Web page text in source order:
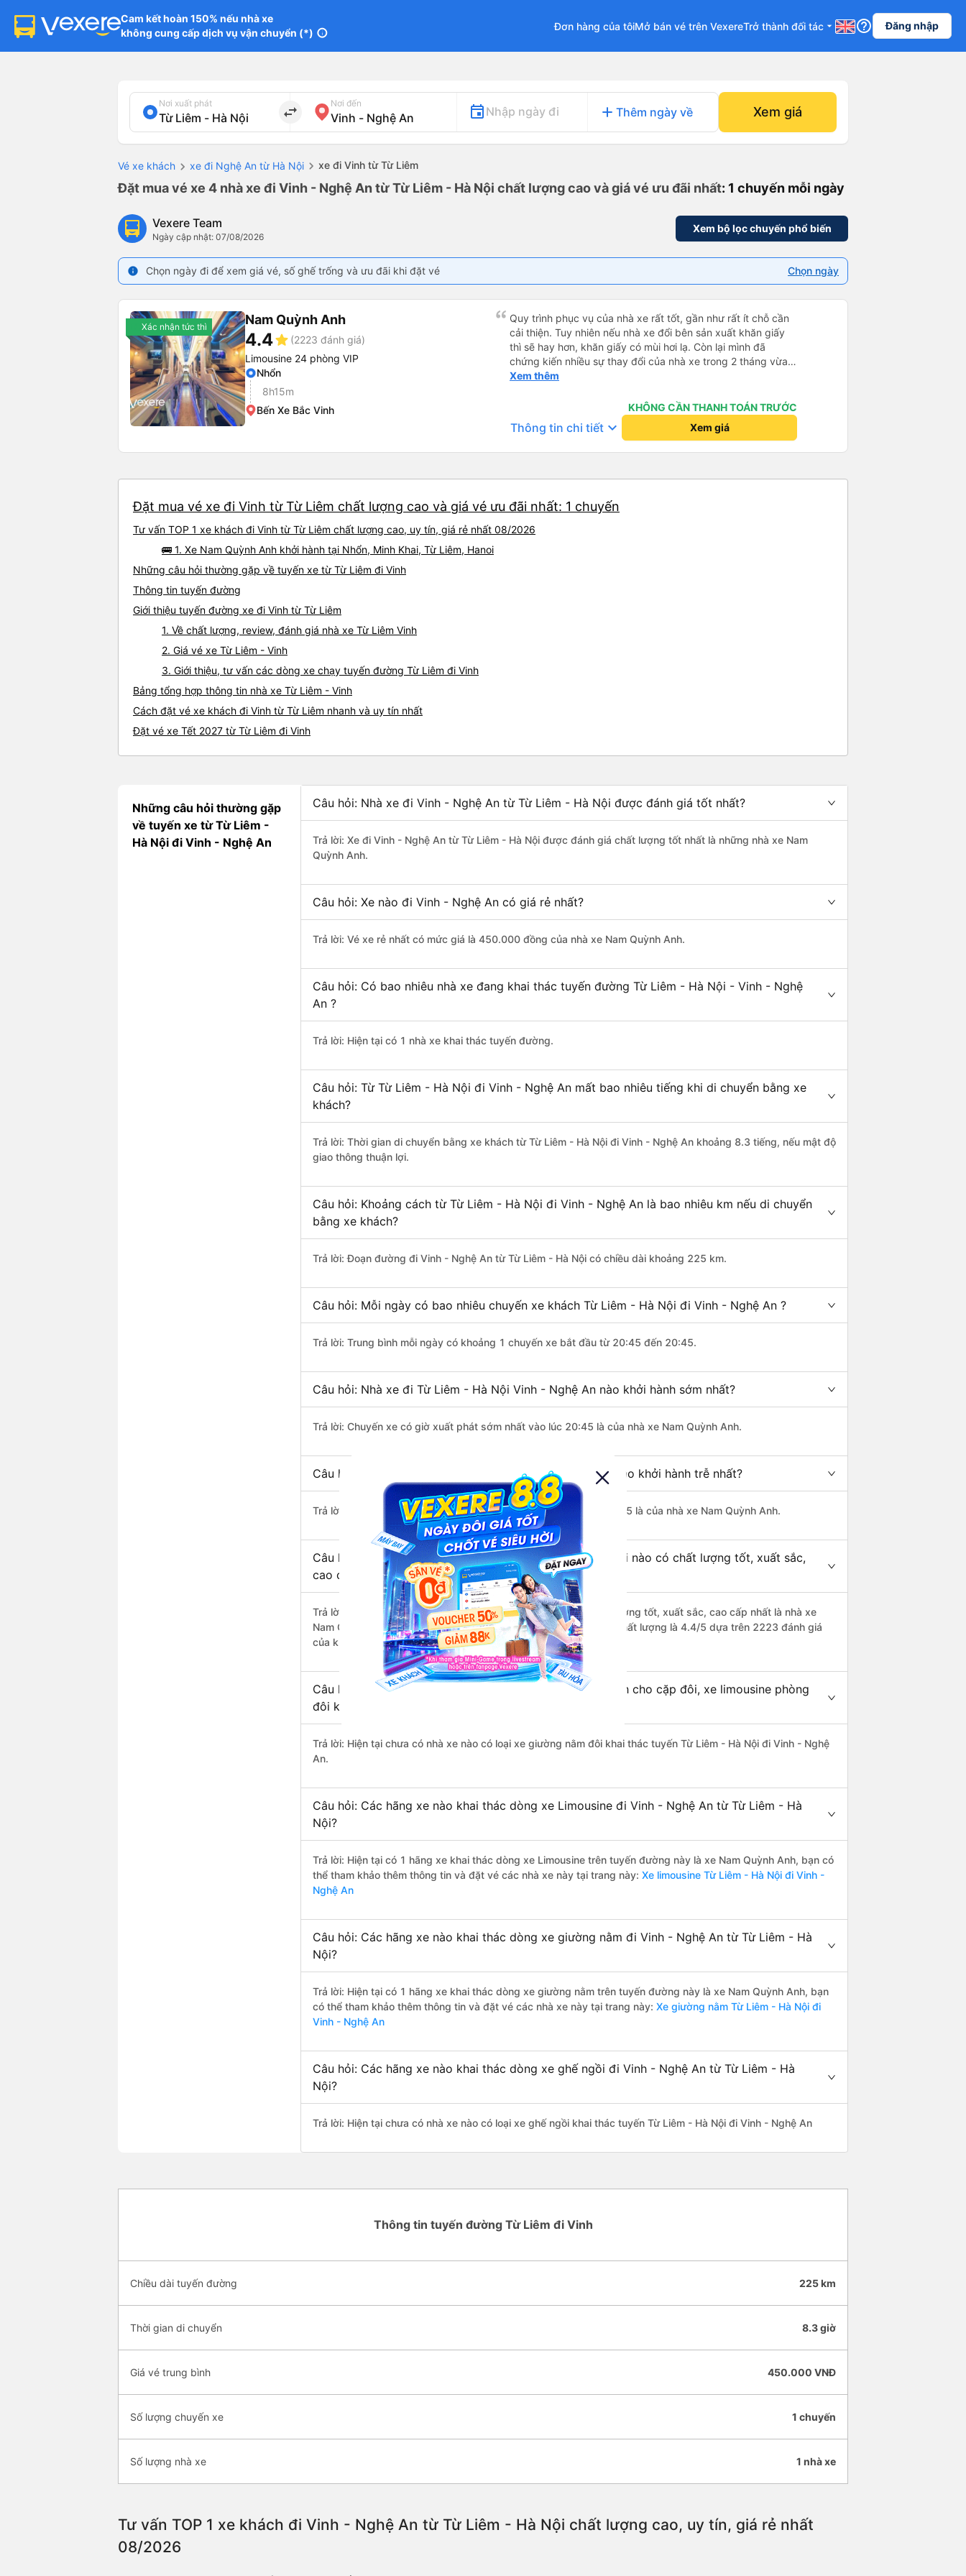
Cam kết hoàn 150% nếu nhà xe
không cung cấp dịch vụ vận chuyển (*) info
Đơn hàng của tôiMở bán vé trên VexereTrở thành đối tác arrow_drop_down help_outline Đăng nhập
Nơi xuất phát
import_export
Nơi đến
Nhập ngày đi add Thêm ngày về Xem giá
Vé xe khách xe đi Nghệ An từ Hà Nội xe đi Vinh từ Từ Liêm
Đặt mua vé xe 4 nhà xe đi Vinh - Nghệ An từ Từ Liêm - Hà Nội chất lượng cao và giá vé ưu đãi nhất: 1 chuyến mỗi ngày
Vexere Team
Ngày cập nhật: 07/08/2026
Xem bộ lọc chuyến phổ biến
info Chọn ngày đi để xem giá vé, số ghế trống và ưu đãi khi đặt vé Chọn ngày
Xác nhận tức thì Nam Quỳnh Anh
4.4star (2223 đánh giá)
Limousine 24 phòng VIP
Nhổn
8h15m
Bến Xe Bắc Vinh
Quy trình phục vụ của nhà xe rất tốt, gần như rất ít chỗ cần
cải thiện. Tuy nhiên nếu nhà xe đổi bên sản xuất khăn giấy
thì sẽ hay hơn, khăn giấy có mùi hơi lạ. Còn lại mình đã
chứng kiến nhiều sự thay đổi của nhà xe trong 2 tháng vừa
rồi: tài xế và phụ xe ngày càng thân thiện, quy trình phục vụ
trung chuyển ở Hà Nội khi đã phân vùng từng xe
Xem thêm
KHÔNG CẦN THANH TOÁN TRƯỚC
Thông tin chi tiết keyboard_arrow_down Xem giá
Đặt mua vé xe đi Vinh từ Từ Liêm chất lượng cao và giá vé ưu đãi nhất: 1 chuyến
Tư vấn TOP 1 xe khách đi Vinh từ Từ Liêm chất lượng cao, uy tín, giá rẻ nhất 08/2026
🚌 1. Xe Nam Quỳnh Anh khởi hành tại Nhổn, Minh Khai, Từ Liêm, Hanoi
Những câu hỏi thường gặp về tuyến xe từ Từ Liêm đi Vinh
Thông tin tuyến đường
Giới thiệu tuyến đường xe đi Vinh từ Từ Liêm
1. Về chất lượng, review, đánh giá nhà xe Từ Liêm Vinh
2. Giá vé xe Từ Liêm - Vinh
3. Giới thiệu, tư vấn các dòng xe chạy tuyến đường Từ Liêm đi Vinh
Bảng tổng hợp thông tin nhà xe Từ Liêm - Vinh
Cách đặt vé xe khách đi Vinh từ Từ Liêm nhanh và uy tín nhất
Đặt vé xe Tết 2027 từ Từ Liêm đi Vinh
Những câu hỏi thường gặp
về tuyến xe từ Từ Liêm -
Hà Nội đi Vinh - Nghệ An
Câu hỏi: Nhà xe đi Vinh - Nghệ An từ Từ Liêm - Hà Nội được đánh giá tốt nhất?
Trả lời: Xe đi Vinh - Nghệ An từ Từ Liêm - Hà Nội được đánh giá chất lượng tốt nhất là những nhà xe Nam
Quỳnh Anh.
Câu hỏi: Xe nào đi Vinh - Nghệ An có giá rẻ nhất?
Trả lời: Vé xe rẻ nhất có mức giá là 450.000 đồng của nhà xe Nam Quỳnh Anh.
Câu hỏi: Có bao nhiêu nhà xe đang khai thác tuyến đường Từ Liêm - Hà Nội - Vinh - Nghệ
An ?
Trả lời: Hiện tại có 1 nhà xe khai thác tuyến đường.
Câu hỏi: Từ Từ Liêm - Hà Nội đi Vinh - Nghệ An mất bao nhiêu tiếng khi di chuyển bằng xe
khách?
Trả lời: Thời gian di chuyển bằng xe khách từ Từ Liêm - Hà Nội đi Vinh - Nghệ An khoảng 8.3 tiếng, nếu mật độ
giao thông thuận lợi.
Câu hỏi: Khoảng cách từ Từ Liêm - Hà Nội đi Vinh - Nghệ An là bao nhiêu km nếu di chuyển
bằng xe khách?
Trả lời: Đoạn đường đi Vinh - Nghệ An từ Từ Liêm - Hà Nội có chiều dài khoảng 225 km.
Câu hỏi: Mỗi ngày có bao nhiêu chuyến xe khách Từ Liêm - Hà Nội đi Vinh - Nghệ An ?
Trả lời: Trung bình mỗi ngày có khoảng 1 chuyến xe bắt đầu từ 20:45 đến 20:45.
Câu hỏi: Nhà xe đi Từ Liêm - Hà Nội Vinh - Nghệ An nào khởi hành sớm nhất?
Trả lời: Chuyến xe có giờ xuất phát sớm nhất vào lúc 20:45 là của nhà xe Nam Quỳnh Anh.
Câu hỏi: Nhà xe đi Vinh - Nghệ An từ Từ Liêm - Hà Nội nào khởi hành trễ nhất?
Trả lời: Chuyến xe có giờ xuất phát trễ (muộn) nhất là vào lúc 20:45 là của nhà xe Nam Quỳnh Anh.
Câu hỏi: Review xe đi Vinh - Nghệ An từ Từ Liêm - Hà Nội nào có chất lượng tốt, xuất sắc,
cao cấp nhất?
Trả lời: Những hãng xe đi Từ Liêm - Hà Nội Vinh - Nghệ An chất lượng tốt, xuất sắc, cao cấp nhất là nhà xe
Nam Quỳnh Anh đi Vinh - Nghệ An từ Từ Liêm - Hà Nội với điểm chất lượng là 4.4/5 dựa trên 2223 đánh giá
của khách hàng).
Câu hỏi: Có loại xe Từ Liêm - Hà Nội Vinh - Nghệ An dành cho cặp đôi, xe limousine phòng
đôi không?
Trả lời: Hiện tại chưa có nhà xe nào có loại xe giường nằm đôi khai thác tuyến Từ Liêm - Hà Nội đi Vinh - Nghệ
An.
Câu hỏi: Các hãng xe nào khai thác dòng xe Limousine đi Vinh - Nghệ An từ Từ Liêm - Hà
Nội?
Trả lời: Hiện tại có 1 hãng xe khai thác dòng xe Limousine trên tuyến đường này là xe Nam Quỳnh Anh, bạn có
thể tham khảo thêm thông tin và đặt vé các nhà xe này tại trang này: Xe limousine Từ Liêm - Hà Nội đi Vinh -
Nghệ An
Câu hỏi: Các hãng xe nào khai thác dòng xe giường nằm đi Vinh - Nghệ An từ Từ Liêm - Hà
Nội?
Trả lời: Hiện tại có 1 hãng xe khai thác dòng xe giường nằm trên tuyến đường này là xe Nam Quỳnh Anh, bạn
có thể tham khảo thêm thông tin và đặt vé các nhà xe này tại trang này: Xe giường nằm Từ Liêm - Hà Nội đi
Vinh - Nghệ An
Câu hỏi: Các hãng xe nào khai thác dòng xe ghế ngồi đi Vinh - Nghệ An từ Từ Liêm - Hà
Nội?
Trả lời: Hiện tại chưa có nhà xe nào có loại xe ghế ngồi khai thác tuyến Từ Liêm - Hà Nội đi Vinh - Nghệ An
Thông tin tuyến đường Từ Liêm đi Vinh
Chiều dài tuyến đường 225 km
Thời gian di chuyển 8.3 giờ
Giá vé trung bình 450.000 VNĐ
Số lượng chuyến xe 1 chuyến
Số lượng nhà xe 1 nhà xe
Tư vấn TOP 1 xe khách đi Vinh - Nghệ An từ Từ Liêm - Hà Nội chất lượng cao, uy tín, giá rẻ nhất
08/2026